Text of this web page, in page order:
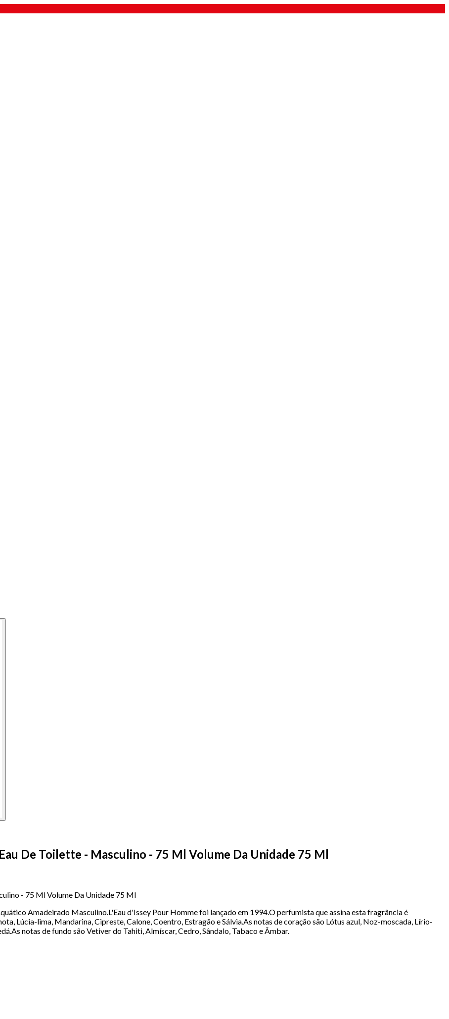
De Toilette - Masculino - 75 Ml Volume Da Unidade 75 Ml
- 75 Ml Volume Da Unidade 75 Ml
Amadeirado Masculino.L'Eau d'Issey Pour Homme foi lançado em 1994.O perfumista que assina esta fragrância é
Lúcia-lima, Mandarina, Cipreste, Calone, Coentro, Estragão e Sálvia.As notas de coração são Lótus azul, Noz-moscada, Lírio-
notas de fundo são Vetiver do Tahiti, Almíscar, Cedro, Sândalo, Tabaco e Âmbar.